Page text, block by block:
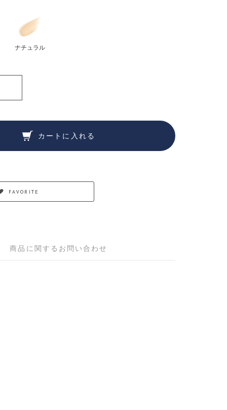
ナチュラル
カートに入れる
FAVORITE
商品に関するお問い合わせ